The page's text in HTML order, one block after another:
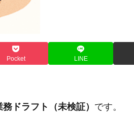
Pocket LINE
ドラフト（未検証） です。